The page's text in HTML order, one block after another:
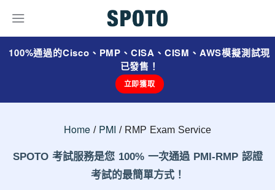
100%通過的Cisco、PMP、CISA、CISM、AWS模擬測試現
已發售！
立即獲取
Home PMI RMP Exam Service
SPOTO 考試服務是您 100% 一次通過 PMI-RMP 認證
考試的最簡單方式！